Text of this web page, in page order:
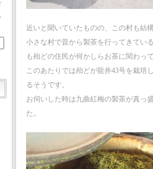
近いと聞いていたものの、この村も結
小さな村で昔から製茶を行ってきてい
も殆どの住民が何かしらお茶に関わっ
このあたりでは殆どが龍井43号を栽培
るそうです。
お伺いした時は九曲紅梅の製茶が真っ
た。